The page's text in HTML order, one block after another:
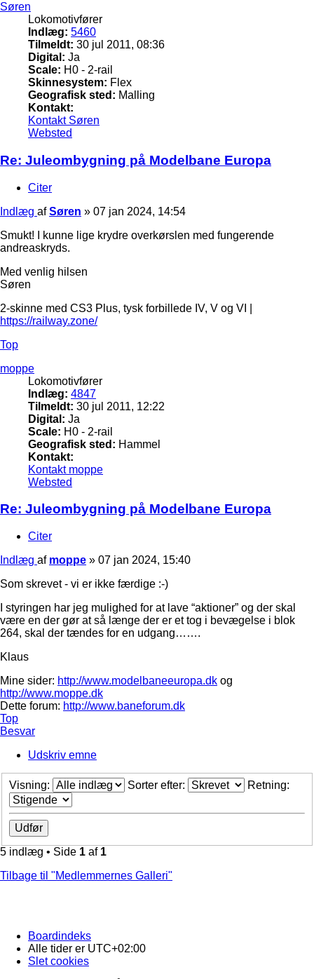
Søren
Lokomotivfører
Indlæg: 5460
Tilmeldt: 30 jul 2011, 08:36
Digital: Ja
Scale: H0 - 2-rail
Skinnesystem: Flex
Geografisk sted: Malling
Kontakt:
Kontakt Søren
Websted
Re: Juleombygning på Modelbane Europa
Citer
Indlæg afSøren » 07 jan 2024, 14:54
Smukt! I kunne lige krydre overkørslen med fungerende
andreaskryds.
Med venlig hilsen
Søren
2-skinne med CS3 Plus, tysk forbillede IV, V og VI |
https://railway.zone/
Top
moppe
Lokomotivfører
Indlæg: 4847
Tilmeldt: 30 jul 2011, 12:22
Digital: Ja
Scale: H0 - 2-rail
Geografisk sted: Hammel
Kontakt:
Kontakt moppe
Websted
Re: Juleombygning på Modelbane Europa
Citer
Indlæg af moppe » 07 jan 2024, 15:40
Som skrevet - vi er ikke færdige :-)
I styringen har jeg mulighed for at lave “aktioner” og der skal
være en der gør at så længe der er et tog i bevægelse i blok
264, skal der tændes for en udgang…….
Klaus
Mine sider: http://www.modelbaneeuropa.dk og
http://www.moppe.dk
Dette forum: http://www.baneforum.dk
Top
Besvar
Udskriv emne
Visning: Sorter efter: Retning:
5 indlæg • Side 1 af 1
Tilbage til "Medlemmernes Galleri"
Boardindeks
Alle tider er UTC+02:00
Slet cookies